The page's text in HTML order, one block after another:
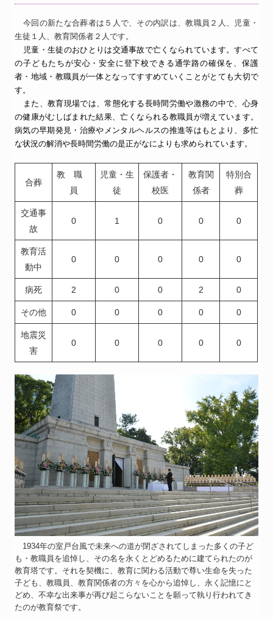
今回の新たな合葬者は５人で、その内訳は、教職員２人、児童・
生徒１人、教育関係者２人です。
児童・生徒のおひとりは交通事故で亡くなられています。すべて
の子どもたちが安心・安全に登下校できる通学路の確保を、保護
者・地域・教職員が一体となってすすめていくことがとても大切で
す。
また、教育現場では、常態化する長時間労働や激務の中で、心身
の健康がむしばまれた結果、亡くなられる教職員が増えています。
病気の早期発見・治療やメンタルヘルスの推進等はもとより、多忙
な状況の解消や長時間労働の是正がなによりも求められています。
合葬
教 職
員
児童・生
徒
保護者・
校医
教育関
係者
特別合
葬
交通事
故
0 1 0 0 0
教育活
動中
0 0 0 0 0
病死 2 0 0 2 0
その他 0 0 0 0 0
地震災
害
0 0 0 0 0
1934年の室戸台風で未来への道が閉ざされてしまった多くの子ど
も・教職員を追悼し、その名を永くとどめるために建てられたのが
教育塔です。それを契機に、教育に関わる活動で尊い生命を失った
子ども、教職員、教育関係者の方々を心から追悼し、永く記憶にと
どめ、不幸な出来事が再び起こらないことを願って執り行われてき
たのが教育祭です。